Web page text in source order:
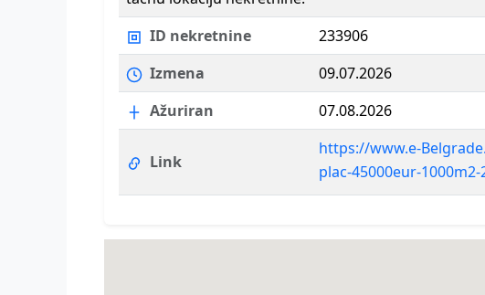
ID nekretnine
233906
Izmena
09.07.2026
Ažuriran
07.08.2026
Link
https://www.e-
plac-45000eur-1000m2-